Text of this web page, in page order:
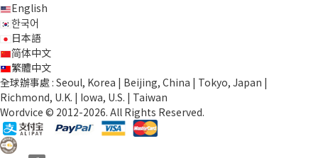
English
한국어
日本語
简体中文
繁體中文
全球辦事處 : Seoul, Korea | Beijing, China | Tokyo, Japan |
Richmond, U.K. | Iowa, U.S. | Taiwan
Wordvice © 2012-2026. All Rights Reserved.